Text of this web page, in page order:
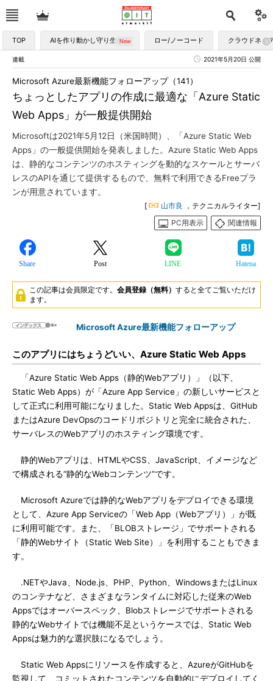
TOP AIを作り動かし守り生かす ロー/ノーコード クラウドネイ
連載 2021年5月20日 公開
ちょっとしたアプリの作成に最適な「Azure Static
Web Apps」が一般提供開始
Microsoft Azure最新機能フォローアップ（141）
Microsoftは2021年5月12日（米国時間）、「Azure Static Web
Apps」の一般提供開始を発表しました。Azure Static Web Apps
は、静的なコンテンツのホスティングを動的なスケールとサーバ
レスのAPIを通じて提供するもので、無料で利用できるFreeプラ
ンが用意されています。
[ 山市良
，テクニカルライター]
PC用表示
関連情報
Share Post LINE Hatena
この記事は会員限定です。 会員登録（無料） すると全てご覧いただけ
ます。
Microsoft Azure最新機能フォローアップ
このアプリにはちょうどいい、Azure Static Web Apps
「Azure Static Web Apps（静的Webアプリ）」（以下、
Static Web Apps）が「Azure App Service」の新しいサービスと
して正式に利用可能になりました。Static Web Appsは、GitHub
またはAzure DevOpsのコードリポジトリと完全に統合された、
サーバレスのWebアプリのホスティング環境です。
静的Webアプリは、HTMLやCSS、JavaScript、イメージなど
で構成される“静的なWebコンテンツ”です。
Microsoft Azureでは静的なWebアプリをデプロイできる環境
として、Azure App Serviceの「Web App（Webアプリ）」が既
に利用可能です。また、「BLOBストレージ」でサポートされる
「静的Webサイト（Static Web Site）」を利用することもできま
す。
.NETやJava、Node.js、PHP、Python、WindowsまたはLinux
のコンテナなど、さまざまなランタイムに対応した従来のWeb
Appsではオーバースペック、Blobストレージでサポートされる
静的なWebサイトでは機能不足というケースでは、Static Web
Appsは魅力的な選択肢になるでしょう。
Static Web Appsにリソースを作成すると、AzureがGitHubを
監視して、コミットされたコンテンツを自動的にデプロイしてく